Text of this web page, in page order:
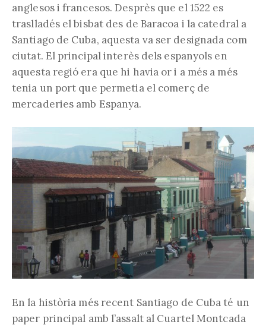
anglesos i francesos. Desprès que el 1522 es
traslladés el bisbat des de Baracoa i la catedral a
Santiago de Cuba, aquesta va ser designada com
ciutat. El principal interès dels espanyols en
aquesta regió era que hi havia or i a més a més
tenia un port que permetia el comerç de
mercaderies amb Espanya.
En la història més recent Santiago de Cuba té un
paper principal amb l’assalt al Cuartel Montcada